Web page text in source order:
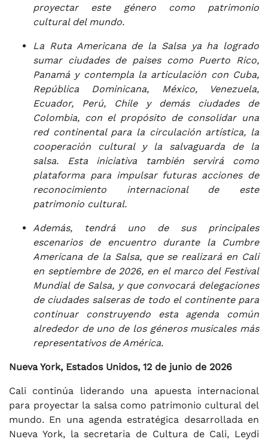
proyectar este género como patrimonio
cultural del mundo.
La Ruta Americana de la Salsa ya ha logrado
sumar ciudades de paises como Puerto Rico,
Panamá y contempla la articulación con Cuba,
República Dominicana, México, Venezuela,
Ecuador, Perú, Chile y demás ciudades de
Colombia, con el propósito de consolidar una
red continental para la circulación artística, la
cooperación cultural y la salvaguarda de la
salsa. Esta iniciativa también servirá como
plataforma para impulsar futuras acciones de
reconocimiento internacional de este
patrimonio cultural.
Además, tendrá uno de sus principales
escenarios de encuentro durante la Cumbre
Americana de la Salsa, que se realizará en Cali
en septiembre de 2026, en el marco del Festival
Mundial de Salsa, y que convocará delegaciones
de ciudades salseras de todo el continente para
continuar construyendo esta agenda común
alrededor de uno de los géneros musicales más
representativos de América.
Nueva York, Estados Unidos, 12 de junio de 2026
Cali continúa liderando una apuesta internacional
para proyectar la salsa como patrimonio cultural del
mundo. En una agenda estratégica desarrollada en
Nueva York, la secretaria de Cultura de Cali, Leydi